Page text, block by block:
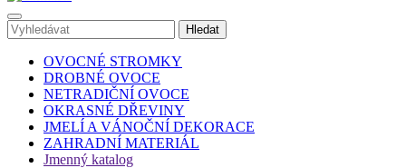
OVOCNÉ STROMKY
DROBNÉ OVOCE
NETRADIČNÍ OVOCE
OKRASNÉ DŘEVINY
JMELÍ A VÁNOČNÍ DEKORACE
ZAHRADNÍ MATERIÁL
Jmenný katalog